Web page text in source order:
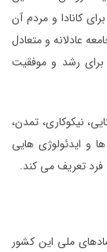
کانادا و مردم آن
عادلانه و متعادل
رشد و موفقیت
نیکوکاری، تمدن،
و ایدئولوژی هایی
فرد تعریف می کند.
ملی این کشور